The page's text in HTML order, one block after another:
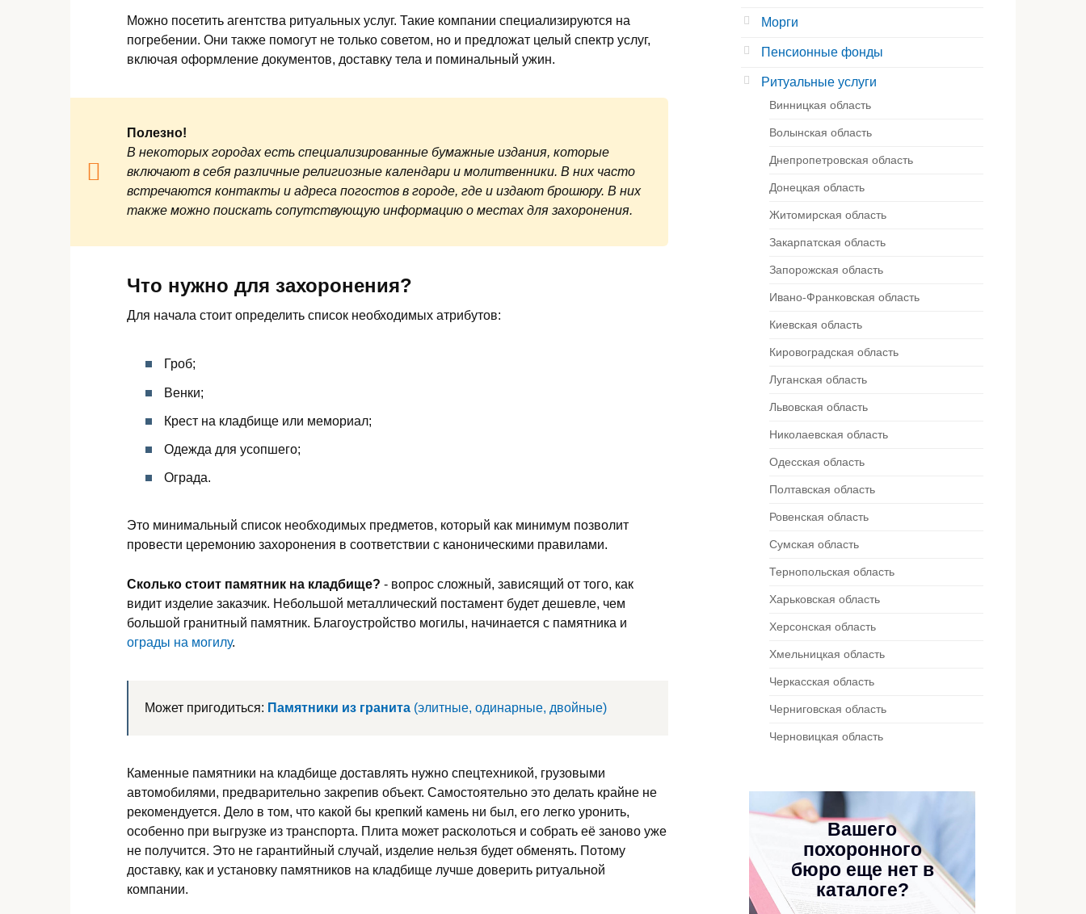
Можно посетить агентства ритуальных услуг. Такие компании специализируются на
погребении. Они также помогут не только советом, но и предложат целый спектр услуг,
включая оформление документов, доставку тела и поминальный ужин.
Полезно!
В некоторых городах есть специализированные бумажные издания, которые
включают в себя различные религиозные календари и молитвенники. В них часто
встречаются контакты и адреса погостов в городе, где и издают брошюру. В них
также можно поискать сопутствующую информацию о местах для захоронения.
Что нужно для захоронения?
Для начала стоит определить список необходимых атрибутов:
Гроб;
Венки;
Крест на кладбище или мемориал;
Одежда для усопшего;
Ограда.
Это минимальный список необходимых предметов, который как минимум позволит
провести церемонию захоронения в соответствии с каноническими правилами.
Сколько стоит памятник на кладбище? - вопрос сложный, зависящий от того, как
видит изделие заказчик. Небольшой металлический постамент будет дешевле, чем
большой гранитный памятник. Благоустройство могилы, начинается с памятника и
ограды на могилу.
Может пригодиться: Памятники из гранита (элитные, одинарные, двойные)
Каменные памятники на кладбище доставлять нужно спецтехникой, грузовыми
автомобилями, предварительно закрепив объект. Самостоятельно это делать крайне не
рекомендуется. Дело в том, что какой бы крепкий камень ни был, его легко уронить,
особенно при выгрузке из транспорта. Плита может расколоться и собрать её заново уже
не получится. Это не гарантийный случай, изделие нельзя будет обменять. Потому
доставку, как и установку памятников на кладбище лучше доверить ритуальной
компании.
Морги
Пенсионные фонды
Ритуальные услуги
Винницкая область
Волынская область
Днепропетровская область
Донецкая область
Житомирская область
Закарпатская область
Запорожская область
Ивано-Франковская область
Киевская область
Кировоградская область
Луганская область
Львовская область
Николаевская область
Одесская область
Полтавская область
Ровенская область
Сумская область
Тернопольская область
Харьковская область
Херсонская область
Хмельницкая область
Черкасская область
Черниговская область
Черновицкая область
Вашего
похоронного
бюро еще нет в
каталоге?